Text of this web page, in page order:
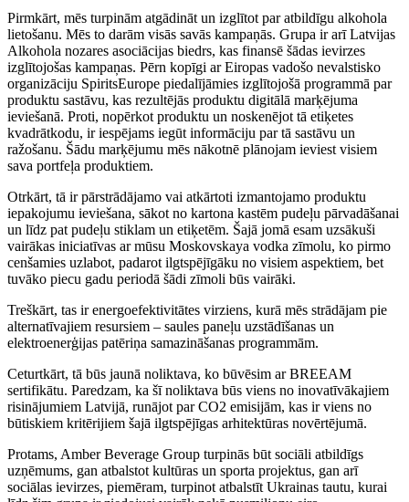
Pirmkārt, mēs turpinām atgādināt un izglītot par atbildīgu alkohola
lietošanu. Mēs to darām visās savās kampaņās. Grupa ir arī Latvijas
Alkohola nozares asociācijas biedrs, kas finansē šādas ievirzes
izglītojošas kampaņas. Pērn kopīgi ar Eiropas vadošo nevalstisko
organizāciju SpiritsEurope piedalījāmies izglītojošā programmā par
produktu sastāvu, kas rezultējās produktu digitālā marķējuma
ieviešanā. Proti, nopērkot produktu un noskenējot tā etiķetes
kvadrātkodu, ir iespējams iegūt informāciju par tā sastāvu un
ražošanu. Šādu marķējumu mēs nākotnē plānojam ieviest visiem
sava portfeļa produktiem.
Otrkārt, tā ir pārstrādājamo vai atkārtoti izmantojamo produktu
iepakojumu ieviešana, sākot no kartona kastēm pudeļu pārvadāšanai
un līdz pat pudeļu stiklam un etiķetēm. Šajā jomā esam uzsākuši
vairākas iniciatīvas ar mūsu Moskovskaya vodka zīmolu, ko pirmo
cenšamies uzlabot, padarot ilgtspējīgāku no visiem aspektiem, bet
tuvāko piecu gadu periodā šādi zīmoli būs vairāki.
Treškārt, tas ir energoefektivitātes virziens, kurā mēs strādājam pie
alternatīvajiem resursiem – saules paneļu uzstādīšanas un
elektroenerģijas patēriņa samazināšanas programmām.
Ceturtkārt, tā būs jaunā noliktava, ko būvēsim ar BREEAM
sertifikātu. Paredzam, ka šī noliktava būs viens no inovatīvākajiem
risinājumiem Latvijā, runājot par CO2 emisijām, kas ir viens no
būtiskiem kritērijiem šajā ilgtspējīgas arhitektūras novērtējumā.
Protams, Amber Beverage Group turpinās būt sociāli atbildīgs
uzņēmums, gan atbalstot kultūras un sporta projektus, gan arī
sociālas ievirzes, piemēram, turpinot atbalstīt Ukrainas tautu, kurai